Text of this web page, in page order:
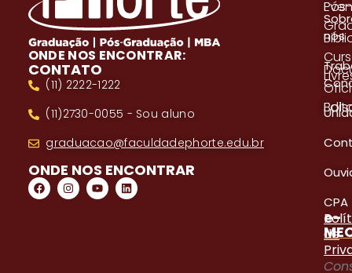
ONDE NOS ENCONTRAR:
CONTATO
(11) 2222-1222
(11)2730-0055 - Sou aluno
graduacao@faculdadephorte.edu.br
ONDE NOS ENCONTRAR
nós
CPA
Pós-
e-
de